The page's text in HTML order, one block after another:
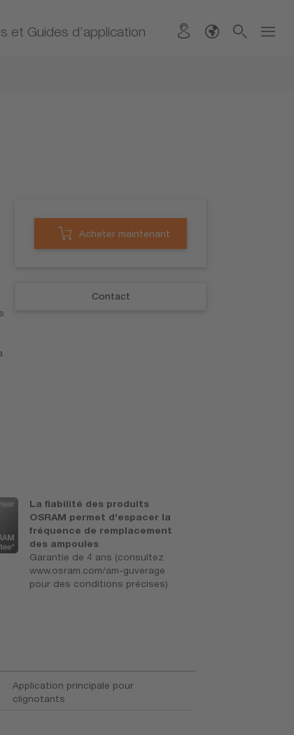
et Guides d’application
Acheter maintenant
Contact
La fiabilité des produits
OSRAM permet d’espacer la
fréquence de remplacement
des ampoules
Garantie de 4 ans (consultez
www.osram.com/am-guverage
pour des conditions précises)
Application principale pour
clignotants